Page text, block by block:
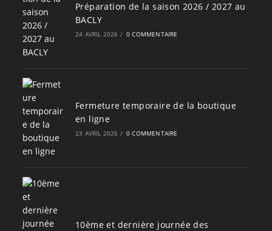
Préparation de la saison 2026 / 2027 au
BACLY
24 AVRIL 2026 / 0 COMMENTAIRE
Fermeture temporaire de la boutique
en ligne
23 AVRIL 2026 / 0 COMMENTAIRE
10ème et dernière journée des